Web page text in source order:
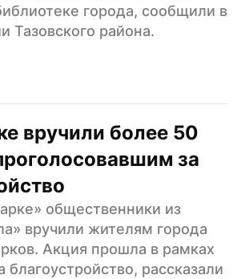
города, сообщили в
Тазовского района.
вручили более 50
за
общественники из
вручили жителям города
Акция прошла в рамках
благоустройство, рассказали